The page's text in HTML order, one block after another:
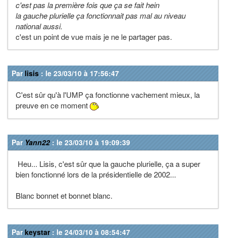
c'est pas la première fois que ça se fait hein
la gauche plurielle ça fonctionnait pas mal au niveau
national aussi.
c'est un point de vue mais je ne le partager pas.
Par lisis : le 23/03/10 à 17:56:47
C'est sûr qu'à l'UMP ça fonctionne vachement mieux, la
preuve en ce moment
Par Yann22: le 23/03/10 à 19:09:39
Heu... Lisis, c'est sûr que la gauche plurielle, ça a super
bien fonctionné lors de la présidentielle de 2002...
Blanc bonnet et bonnet blanc.
Parkeystar: le 24/03/10 à 08:54:47